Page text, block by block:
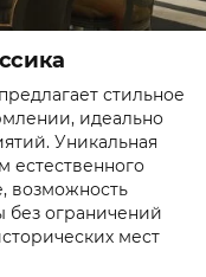
стильное
идеально
Уникальная
естественного
возможность
без ограничений
мест